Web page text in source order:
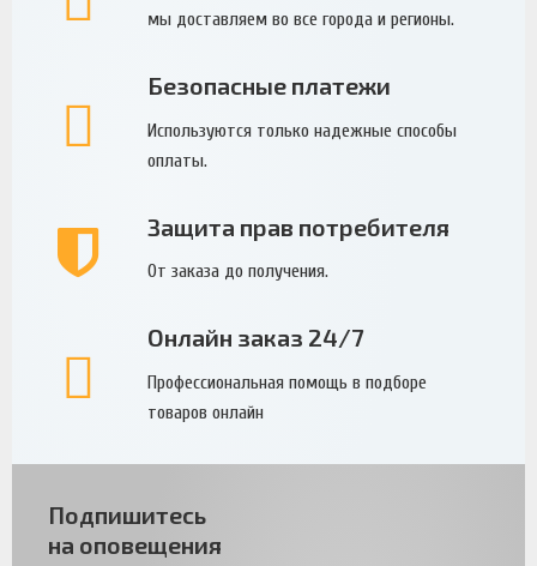
мы доставляем во все города и регионы.
Безопасные платежи
Используются только надежные способы
оплаты.
Защита прав потребителя
От заказа до получения.
Онлайн заказ 24/7
Профессиональная помощь в подборе
товаров онлайн
Подпишитесь
на оповещения